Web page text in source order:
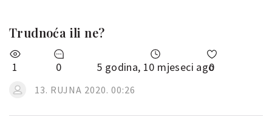
Trudnoća ili ne?
1 0 5 godina, 10 mjeseci ago
0
13. RUJNA 2020. 00:26